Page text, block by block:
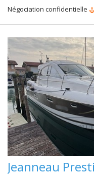
Négociation confidentielle
Jeanneau